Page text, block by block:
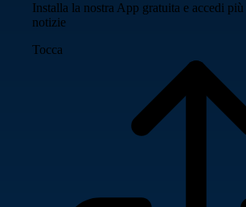
Installa la nostra App gratuita e accedi
notizie
Tocca